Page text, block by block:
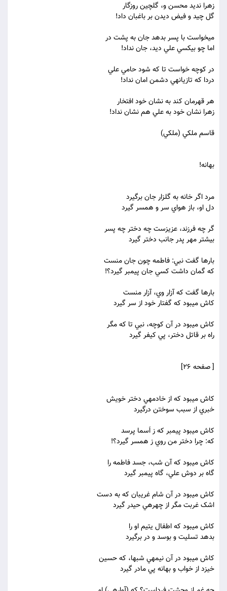
زهرا نديد محسن و، گلچين روزگار
گل چيد و فيض ديدن بر باغبان داد!
مي‏خواست با پسر بدهد جان به پشت در
اما چو بيکسي علي ديد، جان نداد!
در کوچه خواست تا که شود حامي علي
دردا که تازيانه‏ي دشمن امان نداد!
هر قهرمان کند به نشان خود افتخار
زهرا نشان خود به علي هم نشان نداد!
قاسم ملکي (ملکي)
بهانه!
مرد اگر خانه به گلزار جان برگيرد
دل او، باز هواي سر و همسر گيرد
گر چه فرزند، عزيزست چه دختر چه پسر
بيشتر مهر پدر جانب دختر گيرد
بارها گفت نبي: فاطمه چون جان منست
که گمان داشت کسي جان پيمبر گيرد؟!
بارها گفت که آزار وي، آزار منست
کاش مي‏بود که گفتار خود از سر گيرد
کاش مي‏بود در آن کوچه، نبي تا که مگر
راه بر قاتل دختر، پي کيفر گيرد
[ صفحه 26]
کاش مي‏بود که از خادمه‏ي دختر خويش
خبري از سبب سوختن درگيرد
کاش مي‏بود پيمبر که ز اَسما پرسد
که: چرا دختر من روي ز همسر گيرد؟!
کاش مي‏بود که آن شب، جسد فاطمه را
گاه بر دوش علي، گاه پيمبر گيرد
کاش مي‏بود در آن شام غريبان که به دست
اشک غربت مگر از چهره‏ي حيدر گيرد
کاش مي‏بود که اطفال يتيم او را
بدهد تسليت و بوسد و در برگيرد
کاش مي‏بود در آن نيمه‏ي شبها، که حسين
خيزد از خواب و بهانه پي مادر گيرد